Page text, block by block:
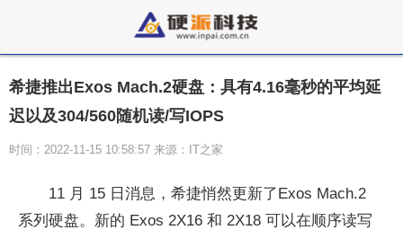
希捷推出Exos Mach.2硬盘：具有4.16毫秒的平均延
迟以及304/560随机读/写IOPS
时间：2022-11-15 10:58:57 来源：IT之家
11 月 15 日消息，希捷悄然更新了Exos Mach.2
系列硬盘。新的 Exos 2X16 和 2X18 可以在顺序读写